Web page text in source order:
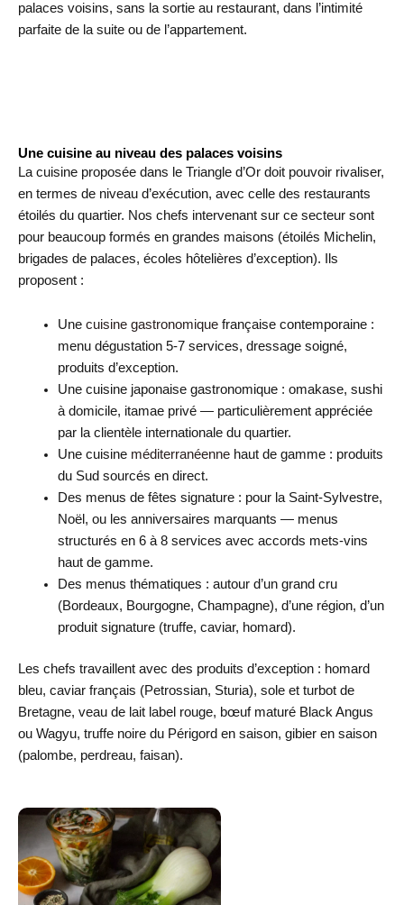
palaces voisins, sans la sortie au restaurant, dans l’intimité
parfaite de la suite ou de l’appartement.
Une cuisine au niveau des palaces voisins
La cuisine proposée dans le Triangle d’Or doit pouvoir rivaliser,
en termes de niveau d’exécution, avec celle des restaurants
étoilés du quartier. Nos chefs intervenant sur ce secteur sont
pour beaucoup formés en grandes maisons (étoilés Michelin,
brigades de palaces, écoles hôtelières d’exception). Ils
proposent :
Une cuisine gastronomiquefrançaise contemporaine :
menu dégustation 5-7 services, dressage soigné,
produits d’exception.
Une cuisine japonaise gastronomique : omakase, sushi
à domicile, itamae privé — particulièrement appréciée
par la clientèle internationale du quartier.
Une cuisine méditerranéennehaut de gamme : produits
du Sud sourcés en direct.
Des menus de fêtes signature : pour la Saint-Sylvestre,
Noël, ou les anniversaires marquants — menus
structurés en 6 à 8 services avec accords mets-vins
haut de gamme.
Des menus thématiques : autour d’un grand cru
(Bordeaux, Bourgogne, Champagne), d’une région, d’un
produit signature (truffe, caviar, homard).
Les chefs travaillent avec des produits d’exception : homard
bleu, caviar français (Petrossian, Sturia), sole et turbot de
Bretagne, veau de lait label rouge, bœuf maturé Black Angus
ou Wagyu, truffe noire du Périgord en saison, gibier en saison
(palombe, perdreau, faisan).